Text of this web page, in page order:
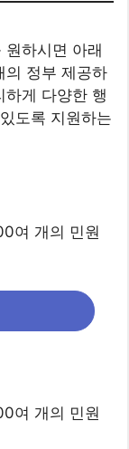
하시면 아래
의 정부 제공하
하게 다양한 행
도록 지원하는
여 개의 민원
여 개의 민원